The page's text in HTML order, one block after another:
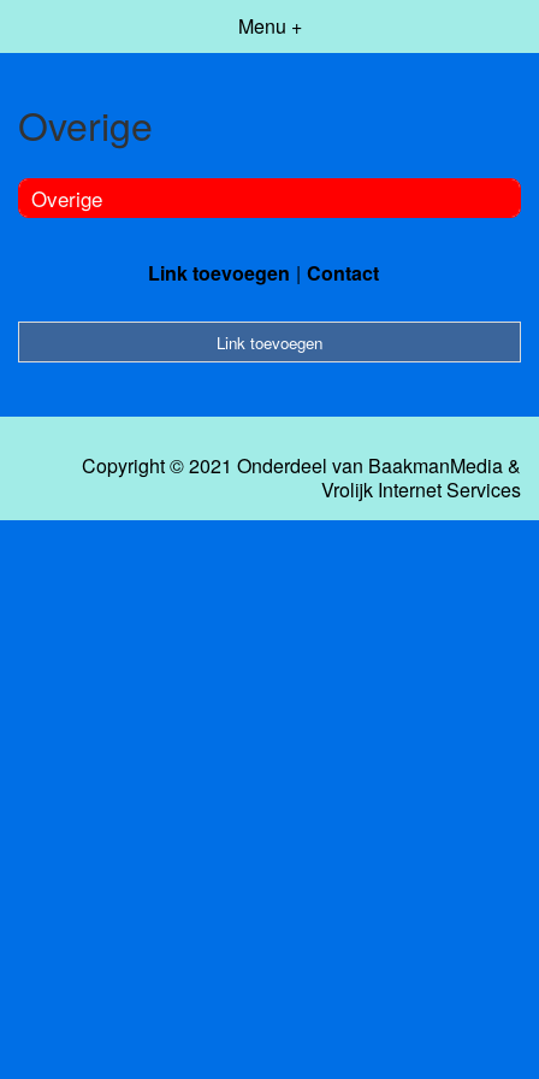
Menu +
Overige
Overige
Link toevoegen Contact
Link toevoegen
Copyright © 2021 Onderdeel van BaakmanMedia&
Vrolijk Internet Services